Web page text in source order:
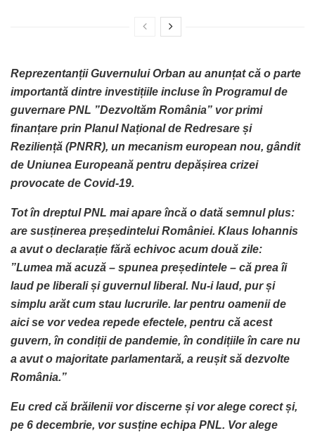
Reprezentanții Guvernului Orban au anunțat că o parte
importantă dintre investițiile incluse în Programul de
guvernare PNL ”Dezvoltăm România” vor primi
finanțare prin Planul Național de Redresare și
Reziliență (PNRR), un mecanism european nou, gândit
de Uniunea Europeană pentru depășirea crizei
provocate de Covid-19.
Tot în dreptul PNL mai apare încă o dată semnul plus:
are susținerea președintelui României. Klaus Iohannis
a avut o declarație fără echivoc acum două zile:
”Lumea mă acuză – spunea președintele – că prea îi
laud pe liberali și guvernul liberal. Nu-i laud, pur și
simplu arăt cum stau lucrurile. Iar pentru oamenii de
aici se vor vedea repede efectele, pentru că acest
guvern, în condiții de pandemie, în condițiile în care nu
a avut o majoritate parlamentară, a reușit să dezvolte
România.”
Eu cred că brăilenii vor discerne și vor alege corect și,
pe 6 decembrie, vor susține echipa PNL. Vor alege